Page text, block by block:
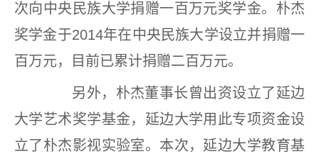
次向中央民族大学捐赠一百万元奖学金。朴杰
奖学金于2014年在中央民族大学设立并捐赠一
百万元，目前已累计捐赠二百万元。
另外，朴杰董事长曾出资设立了延边
大学艺术奖学基金，延边大学用此专项资金设
立了朴杰影视实验室。本次，延边大学教育基